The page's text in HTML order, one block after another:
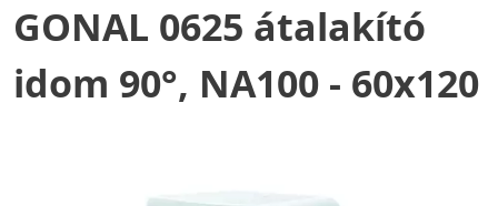
GONAL 0625 átalakító
idom 90°, NA100 - 60x120